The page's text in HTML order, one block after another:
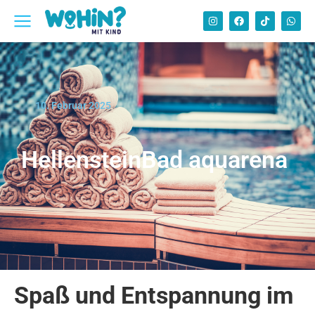
10. Februar 2025
HellensteinBad aquarena
Spaß und Entspannung im